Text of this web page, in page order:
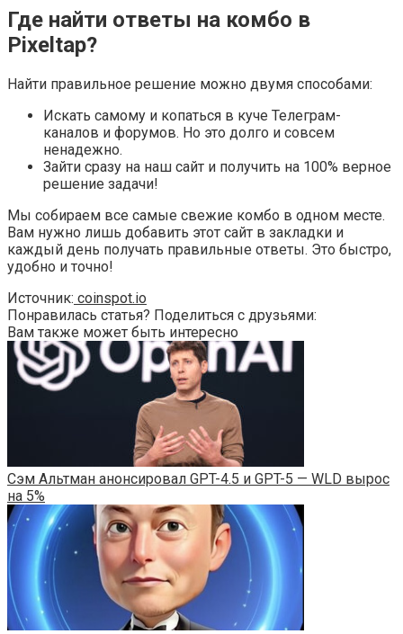
Где найти ответы на комбо в
Pixeltap?
Найти правильное решение можно двумя способами:
Искать самому и копаться в куче Телеграм-
каналов и форумов. Но это долго и совсем
ненадежно.
Зайти сразу на наш сайт и получить на 100% верное
решение задачи!
Мы собираем все самые свежие комбо в одном месте.
Вам нужно лишь добавить этот сайт в закладки и
каждый день получать правильные ответы. Это быстро,
удобно и точно!
Источник: coinspot.io
Понравилась статья? Поделиться с друзьями:
Вам также может быть интересно
Сэм Альтман анонсировал GPT-4.5 и GPT-5 — WLD вырос
на 5%